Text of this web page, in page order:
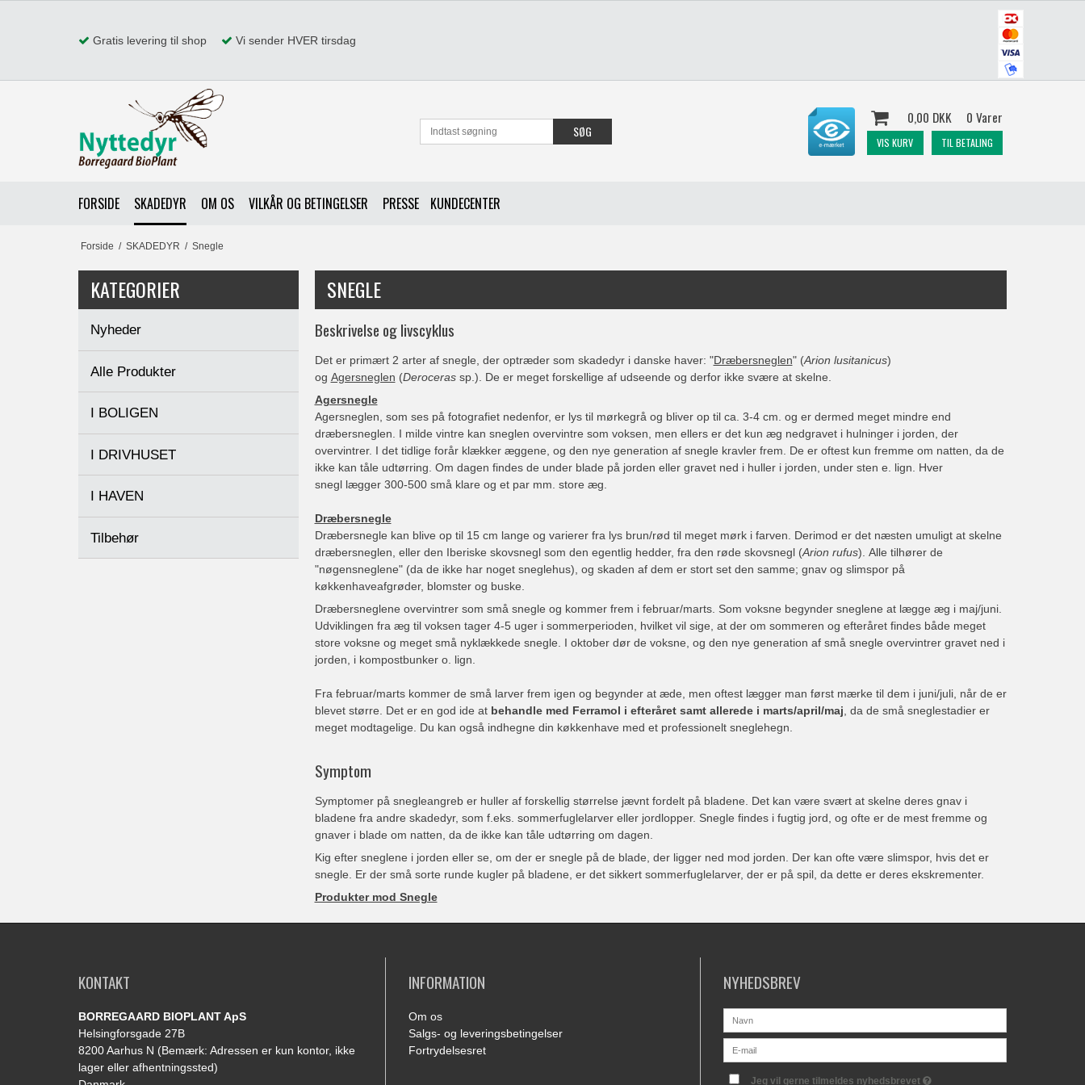
Gratis levering til shop Vi sender HVER tirsdag
SØG
0,00 DKK 0 Varer
VIS KURV TIL BETALING
FORSIDE SKADEDYR OM OS VILKÅR OG BETINGELSER PRESSE KUNDECENTER
Forside / SKADEDYR / Snegle
KATEGORIER
Nyheder
Alle Produkter
I BOLIGEN
I DRIVHUSET
I HAVEN
Tilbehør
SNEGLE
Beskrivelse og livscyklus
Det er primært 2 arter af snegle, der optræder som skadedyr i danske haver: "Dræbersneglen" (Arion lusitanicus)
og Agersneglen (Derocerassp.). De er meget forskellige af udseende og derfor ikke svære at skelne.
Agersnegle
Agersneglen, som ses på fotografiet nedenfor, er lys til mørkegrå og bliver op til ca. 3-4 cm. og er dermed meget mindre end
dræbersneglen. I milde vintre kan sneglen overvintre som voksen, men ellers er det kun æg nedgravet i hulninger i jorden, der
overvintrer. I det tidlige forår klækker æggene, og den nye generation af snegle kravler frem. De er oftest kun fremme om natten, da de
ikke kan tåle udtørring. Om dagen findes de under blade på jorden eller gravet ned i huller i jorden, under sten e. lign. Hver
snegl lægger 300-500 små klare og et par mm. store æg.
Dræbersnegle
Dræbersnegle kan blive op til 15 cm lange og varierer fra lys brun/rød til meget mørk i farven. Derimod er det næsten umuligt at skelne
dræbersneglen, eller den Iberiske skovsnegl som den egentlig hedder, fra den røde skovsnegl (Arion rufus). Alle tilhører de
"nøgensneglene" (da de ikke har noget sneglehus), og skaden af dem er stort set den samme; gnav og slimspor på
køkkenhaveafgrøder, blomster og buske.
Dræbersneglene overvintrer som små snegle og kommer frem i februar/marts. Som voksne begynder sneglene at lægge æg i maj/juni.
Udviklingen fra æg til voksen tager 4-5 uger i sommerperioden, hvilket vil sige, at der om sommeren og efteråret findes både meget
store voksne og meget små nyklækkede snegle. I oktober dør de voksne, og den nye generation af små snegle overvintrer gravet ned i
jorden, i kompostbunker o. lign.
Fra februar/marts kommer de små larver frem igen og begynder at æde, men oftest lægger man først mærke til dem i juni/juli, når de er
blevet større. Det er en god ide at behandle med Ferramol i efteråret samt allerede i marts/april/maj , da de små sneglestadier er
meget modtagelige. Du kan også indhegne din køkkenhave med et professionelt sneglehegn.
Symptom
Symptomer på snegleangreb er huller af forskellig størrelse jævnt fordelt på bladene. Det kan være svært at skelne deres gnav i
bladene fra andre skadedyr, som f.eks. sommerfuglelarver eller jordlopper. Snegle findes i fugtig jord, og ofte er de mest fremme og
gnaver i blade om natten, da de ikke kan tåle udtørring om dagen.
Kig efter sneglene i jorden eller se, om der er snegle på de blade, der ligger ned mod jorden. Der kan ofte være slimspor, hvis det er
snegle. Er der små sorte runde kugler på bladene, er det sikkert sommerfuglelarver, der er på spil, da dette er deres ekskrementer.
Produkter mod Snegle
KONTAKT
BORREGAARD BIOPLANT ApS
Helsingforsgade 27B
8200 Aarhus N (Bemærk: Adressen er kun kontor, ikke
lager eller afhentningssted)
INFORMATION
Om os
Salgs- og leveringsbetingelser
Fortrydelsesret
NYHEDSBREV
Jeg vil gerne tilmeldes nyhedsbrevet